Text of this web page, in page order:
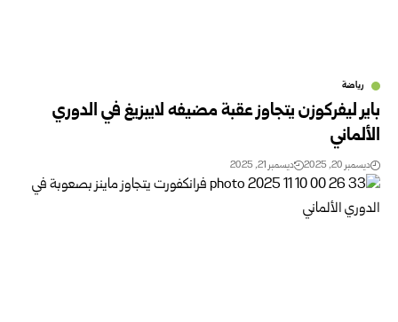
رياضة
باير ليفركوزن يتجاوز عقبة مضيفه لايبزيغ في الدوري
الألماني
ديسمبر 20, 2025 ديسمبر 21, 2025